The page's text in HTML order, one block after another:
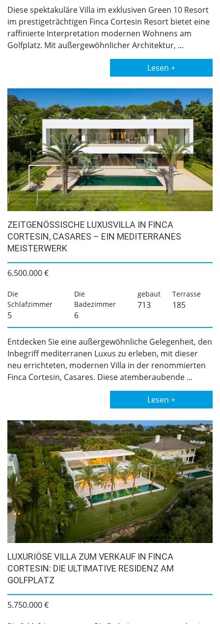
Diese spektakuläre Villa im exklusiven Green 10 Resort
im prestigeträchtigen Finca Cortesin Resort bietet eine
raffinierte Interpretation modernen Wohnens am
Golfplatz. Mit außergewöhnlicher Architektur, ...
Lesen +
ZEITGENÖSSISCHE LUXUSVILLA IN FINCA
CORTESIN, CASARES – EIN MEDITERRANES
MEISTERWERK
6.500.000 €
Die
Schlafzimmer
5
Die
Badezimmer
6
gebaut
713
Terrasse
185
Entdecken Sie eine außergewöhnliche Gelegenheit, den
Inbegriff mediterranen Luxus zu erleben, mit dieser
neu errichteten, modernen Villa in der renommierten
Finca Cortesin, Casares. Diese atemberaubende ...
Lesen +
LUXURIÖSE VILLA ZUM VERKAUF IN FINCA
CORTESIN: DIE ULTIMATIVE RESIDENZ AM
GOLFPLATZ
5.750.000 €